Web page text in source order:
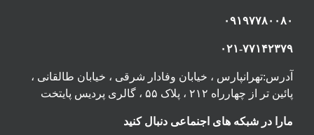
۰۹۱۹۷۷۸۰۰۸۰
۰۲۱-۷۷۱۴۲۳۷۹
آدرس:تهرانپارس ، خیابان وفادار شرقی ، خیابان طالقانی ،
پائین تر از چهارراه ۲۱۲ ، پلاک ۵۵ ، گالری پردیس پایتخت
مارا در شبکه های اجنماعی دنبال کنید